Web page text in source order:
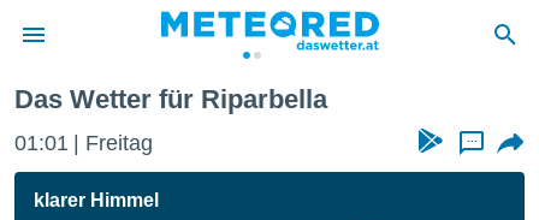
wurde
Das Wetter für Riparbella
01:01 Freitag ...
klarer Himmel